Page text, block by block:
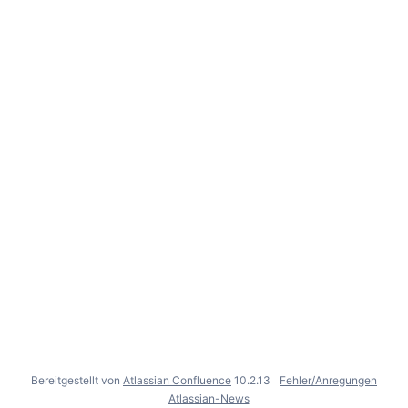
Bereitgestellt von Atlassian Confluence 10.2.13
Fehler/Anregungen
Atlassian-News